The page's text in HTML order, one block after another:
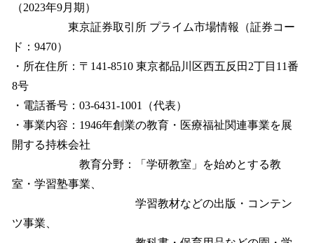
（2023年9月期）
東京証券取引所 プライム市場情報（証券コー
ド：9470）
・所在住所：〒141-8510 東京都品川区西五反田2丁目11番
8号
・電話番号：03-6431-1001（代表）
・事業内容：1946年創業の教育・医療福祉関連事業を展
開する持株会社
教育分野：「学研教室」を始めとする教
室・学習塾事業、
学習教材などの出版・コンテン
ツ事業、